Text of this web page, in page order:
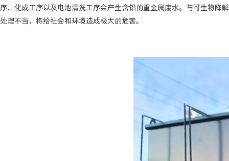
序、化成工序以及电池清洗工序会产生含铅的重金属废水。与可生物
处理不当，将给社会和环境造成极大的危害。